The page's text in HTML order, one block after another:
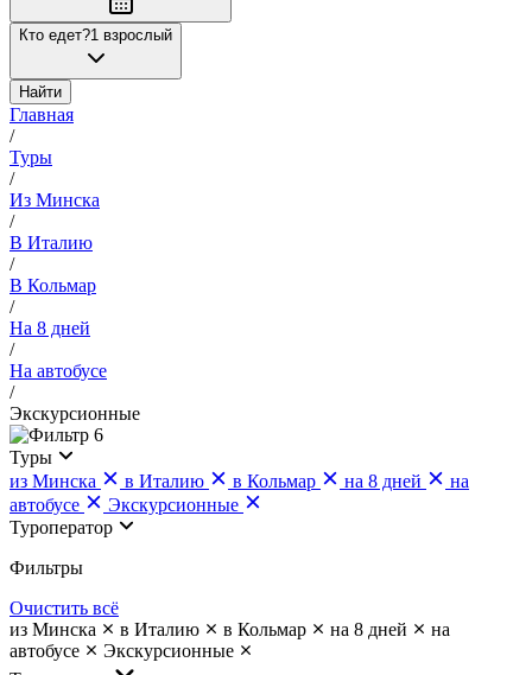
Кто едет?1 взрослый
Найти
Главная
/
Туры
/
Из Минска
/
В Италию
/
В Кольмар
/
На 8 дней
/
На автобусе
/
Экскурсионные
6
Туры
из Минска
в Италию в Кольмар на 8 дней
на
автобусе
Экскурсионные
Туроператор
Фильтры
Очистить всё
из Минска
в Италию в Кольмар на 8 дней
на
автобусе
Экскурсионные